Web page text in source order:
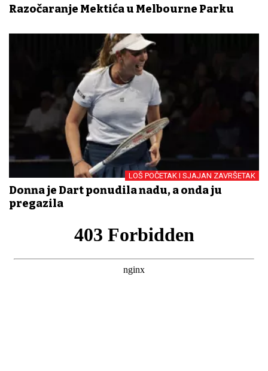
Razočaranje Mektića u Melbourne Parku
LOŠ POČETAK I SJAJAN ZAVRŠETAK
Donna je Dart ponudila nadu, a onda ju
pregazila